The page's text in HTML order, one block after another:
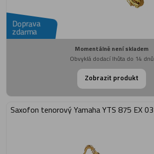
Doprava
zdarma
Momentálně není skladem
Obvyklá dodací lhůta do 14 dnů
Zobrazit produkt
Saxofon tenorový Yamaha YTS 875 EX 03